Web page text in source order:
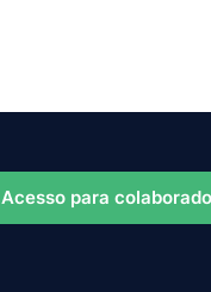
Acesso para